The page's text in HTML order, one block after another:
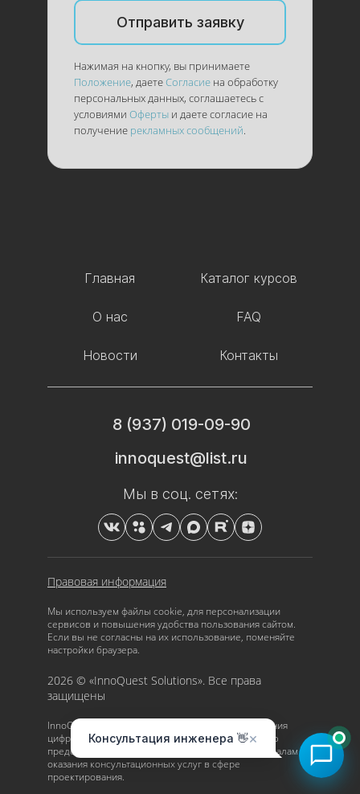
Отправить заявку
Нажимая на кнопку, вы принимаете
Положение, даетеСогласие на обработку
персональных данных, соглашаетесь с
условиями Оферты и даете согласие на
получение рекламных сообщений.
Главная
О нас
Новости
Каталог курсов
FAQ
Контакты
8 (937) 019-09-90
innoquest@list.ru
Мы в соц. сетях:
Правовая информация
Мы используем файлы cookie, для персонализации
сервисов и повышения удобства пользования сайтом.
Если вы не согласны на их использование, поменяйте
настройки браузера.
2026 © «InnoQuest Solutions». Все права
защищены
InnoQuest Solutions — интернет-платформа оказания
цифровых услуг. Платформа используется с целью
предоставления платного доступа к видео-материалам и
оказания консультационных услуг в сфере
проектирования.
Консультация инженера 👋×